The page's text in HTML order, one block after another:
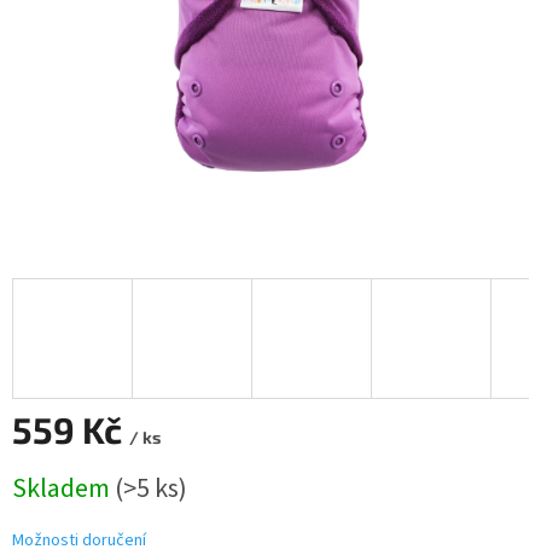
559 Kč / ks
cena:
Skladem (>5 ks)
Možnosti doručení